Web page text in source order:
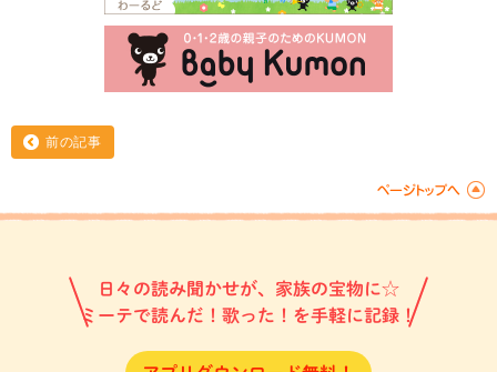
前の記事
日々の読み聞かせが、家族の宝物に☆
ミーテで読んだ！歌った！を手軽に記録！